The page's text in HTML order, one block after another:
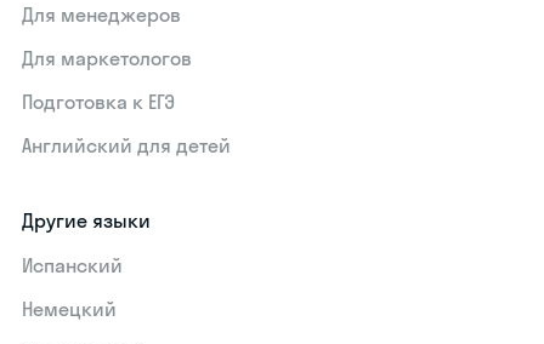
Для менеджеров
Для маркетологов
Подготовка к ЕГЭ
Английский для детей
Другие языки
Испанский
Немецкий